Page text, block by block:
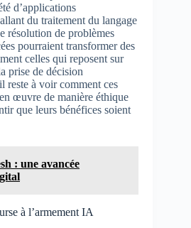
d’applications
du traitement du langage
résolution de problèmes
pourraient transformer des
celles qui reposent sur
prise de décision
reste à voir comment ces
œuvre de manière éthique
que leurs bénéfices soient
: une avancée
à l’armement IA